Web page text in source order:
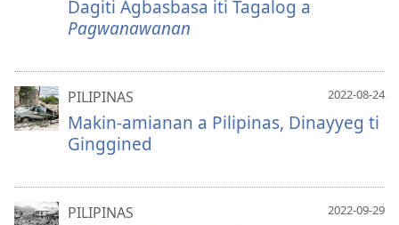
Dagiti Agbasbasa iti Tagalog a
Pagwanawanan
2022-08-24
PILIPINAS
Makin-amianan a Pilipinas, Dinayyeg ti
Ginggined
2022-09-29
PILIPINAS